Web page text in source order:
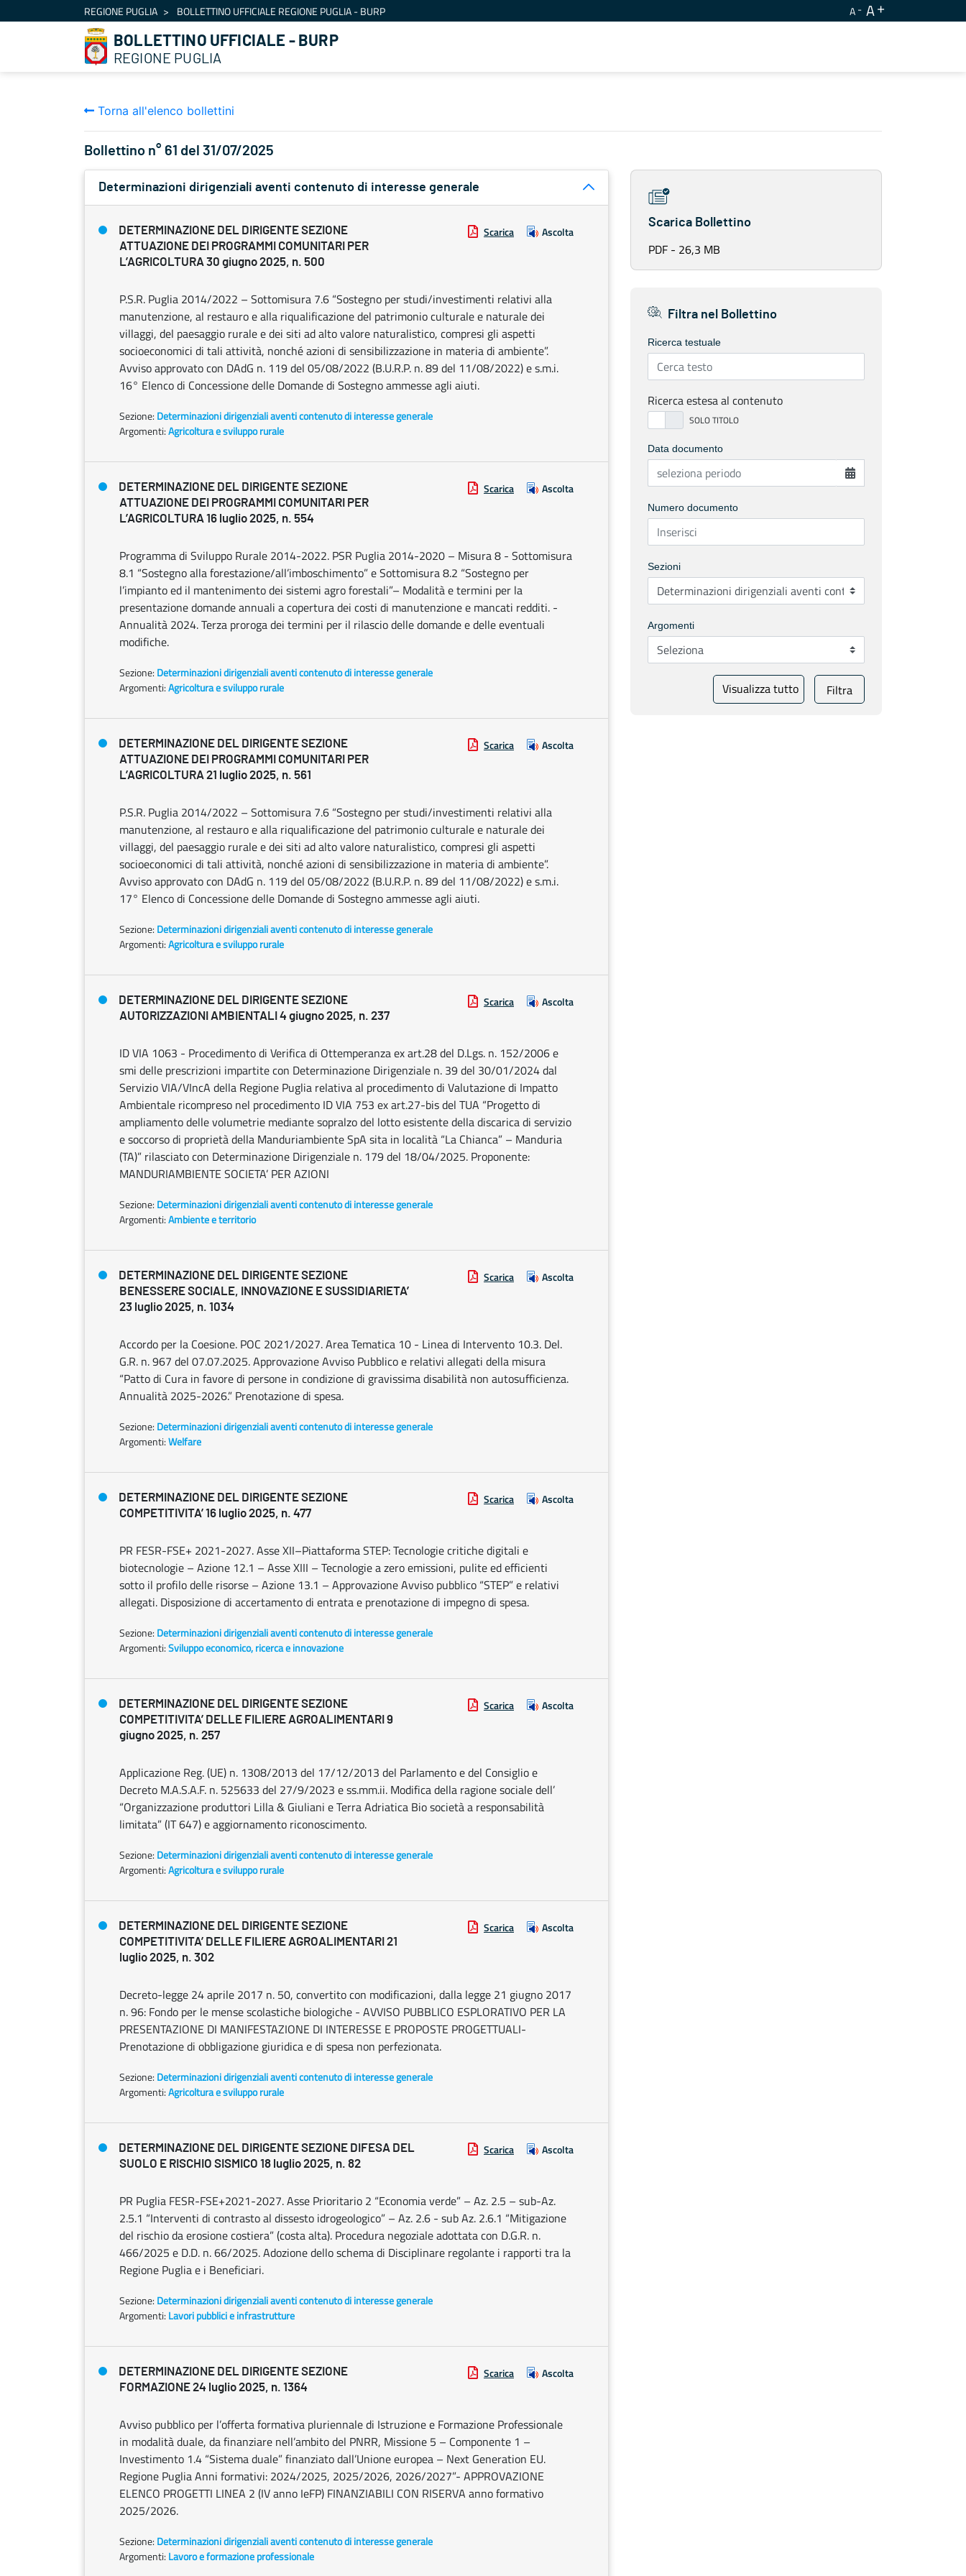
Salta al contenutoREGIONE PUGLIA BOLLETTINO UFFICIALE REGIONE PUGLIA - BURP A A
BOLLETTINO UFFICIALE - BURP
REGIONE PUGLIA
Torna all'elenco bollettini
Bollettino n° 61 del 31/07/2025
Determinazioni dirigenziali aventi contenuto di interesse generale
DETERMINAZIONE DEL DIRIGENTE SEZIONE
ATTUAZIONE DEI PROGRAMMI COMUNITARI PER
L’AGRICOLTURA 30 giugno 2025, n. 500
Scarica Ascolta
P.S.R. Puglia 2014/2022 – Sottomisura 7.6 “Sostegno per studi/investimenti relativi alla
manutenzione, al restauro e alla riqualificazione del patrimonio culturale e naturale dei
villaggi, del paesaggio rurale e dei siti ad alto valore naturalistico, compresi gli aspetti
socioeconomici di tali attività, nonché azioni di sensibilizzazione in materia di ambiente”.
Avviso approvato con DAdG n. 119 del 05/08/2022 (B.U.R.P. n. 89 del 11/08/2022) e s.m.i.
16° Elenco di Concessione delle Domande di Sostegno ammesse agli aiuti.
Sezione: Determinazioni dirigenziali aventi contenuto di interesse generale
Argomenti:Agricoltura e sviluppo rurale
DETERMINAZIONE DEL DIRIGENTE SEZIONE
ATTUAZIONE DEI PROGRAMMI COMUNITARI PER
L’AGRICOLTURA 16 luglio 2025, n. 554
Scarica Ascolta
Programma di Sviluppo Rurale 2014-2022. PSR Puglia 2014-2020 – Misura 8 - Sottomisura
8.1 “Sostegno alla forestazione/all’imboschimento” e Sottomisura 8.2 “Sostegno per
l’impianto ed il mantenimento dei sistemi agro forestali”– Modalità e termini per la
presentazione domande annuali a copertura dei costi di manutenzione e mancati redditi. -
Annualità 2024. Terza proroga dei termini per il rilascio delle domande e delle eventuali
modifiche.
Sezione: Determinazioni dirigenziali aventi contenuto di interesse generale
Argomenti:Agricoltura e sviluppo rurale
DETERMINAZIONE DEL DIRIGENTE SEZIONE
ATTUAZIONE DEI PROGRAMMI COMUNITARI PER
L’AGRICOLTURA 21 luglio 2025, n. 561
Scarica Ascolta
P.S.R. Puglia 2014/2022 – Sottomisura 7.6 “Sostegno per studi/investimenti relativi alla
manutenzione, al restauro e alla riqualificazione del patrimonio culturale e naturale dei
villaggi, del paesaggio rurale e dei siti ad alto valore naturalistico, compresi gli aspetti
socioeconomici di tali attività, nonché azioni di sensibilizzazione in materia di ambiente”.
Avviso approvato con DAdG n. 119 del 05/08/2022 (B.U.R.P. n. 89 del 11/08/2022) e s.m.i.
17° Elenco di Concessione delle Domande di Sostegno ammesse agli aiuti.
Sezione: Determinazioni dirigenziali aventi contenuto di interesse generale
Argomenti:Agricoltura e sviluppo rurale
DETERMINAZIONE DEL DIRIGENTE SEZIONE
AUTORIZZAZIONI AMBIENTALI 4 giugno 2025, n. 237
Scarica Ascolta
ID VIA 1063 - Procedimento di Verifica di Ottemperanza ex art.28 del D.Lgs. n. 152/2006 e
smi delle prescrizioni impartite con Determinazione Dirigenziale n. 39 del 30/01/2024 dal
Servizio VIA/VIncA della Regione Puglia relativa al procedimento di Valutazione di Impatto
Ambientale ricompreso nel procedimento ID VIA 753 ex art.27-bis del TUA “Progetto di
ampliamento delle volumetrie mediante sopralzo del lotto esistente della discarica di servizio
e soccorso di proprietà della Manduriambiente SpA sita in località “La Chianca” – Manduria
(TA)” rilasciato con Determinazione Dirigenziale n. 179 del 18/04/2025. Proponente:
MANDURIAMBIENTE SOCIETA’ PER AZIONI
Sezione: Determinazioni dirigenziali aventi contenuto di interesse generale
Argomenti:Ambiente e territorio
DETERMINAZIONE DEL DIRIGENTE SEZIONE
BENESSERE SOCIALE, INNOVAZIONE E SUSSIDIARIETA’
23 luglio 2025, n. 1034
Scarica Ascolta
Accordo per la Coesione. POC 2021/2027. Area Tematica 10 - Linea di Intervento 10.3. Del.
G.R. n. 967 del 07.07.2025. Approvazione Avviso Pubblico e relativi allegati della misura
“Patto di Cura in favore di persone in condizione di gravissima disabilità non autosufficienza.
Annualità 2025-2026.” Prenotazione di spesa.
Sezione: Determinazioni dirigenziali aventi contenuto di interesse generale
Argomenti:Welfare
DETERMINAZIONE DEL DIRIGENTE SEZIONE
COMPETITIVITA’ 16 luglio 2025, n. 477
Scarica Ascolta
PR FESR-FSE+ 2021-2027. Asse XII–Piattaforma STEP: Tecnologie critiche digitali e
biotecnologie – Azione 12.1 – Asse XIII – Tecnologie a zero emissioni, pulite ed efficienti
sotto il profilo delle risorse – Azione 13.1 – Approvazione Avviso pubblico “STEP” e relativi
allegati. Disposizione di accertamento di entrata e prenotazione di impegno di spesa.
Sezione: Determinazioni dirigenziali aventi contenuto di interesse generale
Argomenti:Sviluppo economico, ricerca e innovazione
DETERMINAZIONE DEL DIRIGENTE SEZIONE
COMPETITIVITA’ DELLE FILIERE AGROALIMENTARI 9
giugno 2025, n. 257
Scarica Ascolta
Applicazione Reg. (UE) n. 1308/2013 del 17/12/2013 del Parlamento e del Consiglio e
Decreto M.A.S.A.F. n. 525633 del 27/9/2023 e ss.mm.ii. Modifica della ragione sociale dell’
“Organizzazione produttori Lilla & Giuliani e Terra Adriatica Bio società a responsabilità
limitata” (IT 647) e aggiornamento riconoscimento.
Sezione: Determinazioni dirigenziali aventi contenuto di interesse generale
Argomenti:Agricoltura e sviluppo rurale
DETERMINAZIONE DEL DIRIGENTE SEZIONE
COMPETITIVITA’ DELLE FILIERE AGROALIMENTARI 21
luglio 2025, n. 302
Scarica Ascolta
Decreto-legge 24 aprile 2017 n. 50, convertito con modificazioni, dalla legge 21 giugno 2017
n. 96: Fondo per le mense scolastiche biologiche - AVVISO PUBBLICO ESPLORATIVO PER LA
PRESENTAZIONE DI MANIFESTAZIONE DI INTERESSE E PROPOSTE PROGETTUALI-
Prenotazione di obbligazione giuridica e di spesa non perfezionata.
Sezione: Determinazioni dirigenziali aventi contenuto di interesse generale
Argomenti:Agricoltura e sviluppo rurale
DETERMINAZIONE DEL DIRIGENTE SEZIONE DIFESA DEL
SUOLO E RISCHIO SISMICO 18 luglio 2025, n. 82
Scarica Ascolta
PR Puglia FESR-FSE+2021-2027. Asse Prioritario 2 “Economia verde” – Az. 2.5 – sub-Az.
2.5.1 “Interventi di contrasto al dissesto idrogeologico” – Az. 2.6 - sub Az. 2.6.1 “Mitigazione
del rischio da erosione costiera” (costa alta). Procedura negoziale adottata con D.G.R. n.
466/2025 e D.D. n. 66/2025. Adozione dello schema di Disciplinare regolante i rapporti tra la
Regione Puglia e i Beneficiari.
Sezione: Determinazioni dirigenziali aventi contenuto di interesse generale
Argomenti: Lavori pubblici e infrastrutture
DETERMINAZIONE DEL DIRIGENTE SEZIONE
FORMAZIONE 24 luglio 2025, n. 1364
Scarica Ascolta
Avviso pubblico per l’offerta formativa pluriennale di Istruzione e Formazione Professionale
in modalità duale, da finanziare nell’ambito del PNRR, Missione 5 – Componente 1 –
Investimento 1.4 “Sistema duale” finanziato dall’Unione europea – Next Generation EU.
Regione Puglia Anni formativi: 2024/2025, 2025/2026, 2026/2027”- APPROVAZIONE
ELENCO PROGETTI LINEA 2 (IV anno IeFP) FINANZIABILI CON RISERVA anno formativo
2025/2026.
Sezione: Determinazioni dirigenziali aventi contenuto di interesse generale
Argomenti: Lavoro e formazione professionale
Scarica Bollettino
PDF - 26,3 MB
Filtra nel Bollettino
Ricerca testuale
Ricerca estesa al contenuto
Data documento
Numero documento
Sezioni
Argomenti
Visualizza tutto Filtra